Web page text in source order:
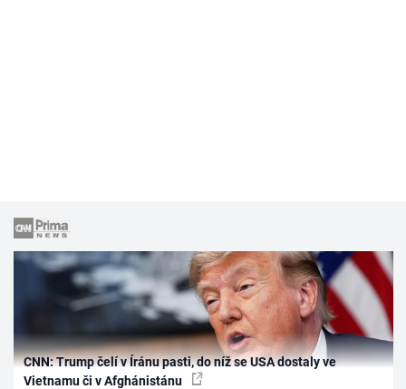
CNN: Trump čelí v Íránu pasti, do níž se USA dostaly ve
Vietnamu či v Afghánistánu